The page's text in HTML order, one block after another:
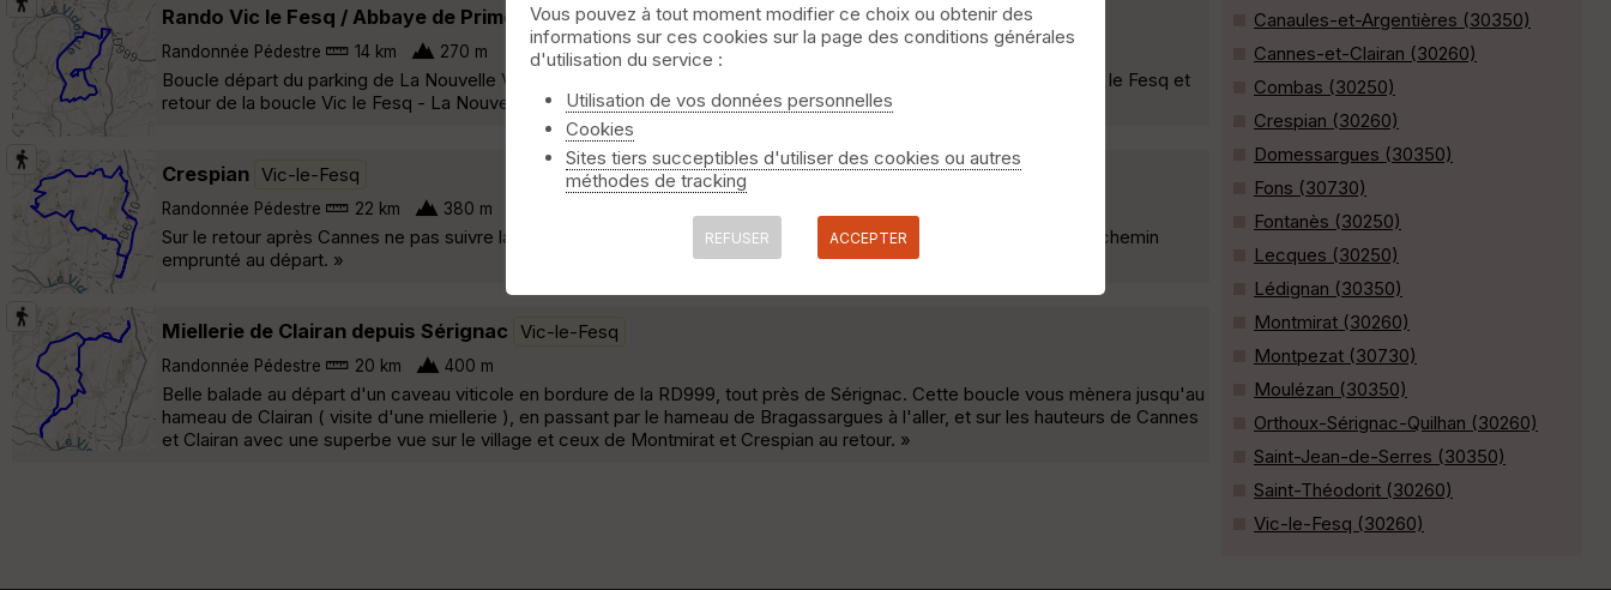
Rando Vic le Fesq / Abbaye de Prime Combe 14,5km Vic-le-Fesq
Randonnée Pédestre 14 km 270 m
Boucle départ du parking de La Nouvelle Visite abbaye de Prime Combe Passage au bord de la rivière Vidourle Vic le Fesq et
retour de la boucle Vic le Fesq - La Nouvelle Longueur 14,5 km Dénivelé 300m »
Crespian Vic-le-Fesq
Randonnée Pédestre 22 km 380 m
Sur le retour après Cannes ne pas suivre la trace qui va à la Coop suivre le PR qui traverse la D6110 et remonter au chemin
emprunté au départ. »
Miellerie de Clairan depuis Sérignac Vic-le-Fesq
Randonnée Pédestre 20 km 400 m
Belle balade au départ d'un caveau viticole en bordure de la RD999, tout près de Sérignac. Cette boucle vous mènera jusqu'au
hameau de Clairan ( visite d'une miellerie ), en passant par le hameau de Bragassargues à l'aller, et sur les hauteurs de Cannes
et Clairan avec une superbe vue sur le village et ceux de Montmirat et Crespian au retour. »
Canaules-et-Argentières (30350)
Cannes-et-Clairan (30260)
Combas (30250)
Crespian (30260)
Domessargues (30350)
Fons (30730)
Fontanès (30250)
Lecques (30250)
Lédignan (30350)
Montmirat (30260)
Montpezat (30730)
Moulézan (30350)
Orthoux-Sérignac-Quilhan (30260)
Saint-Jean-de-Serres (30350)
Saint-Théodorit (30260)
Vic-le-Fesq (30260)
Vous pouvez à tout moment modifier ce choix ou obtenir des
informations sur ces cookies sur la page des conditions générales
d'utilisation du service :
Utilisation de vos données personnelles
Cookies
Sites tiers succeptibles d'utiliser des cookies ou autres
méthodes de tracking
REFUSER ACCEPTER